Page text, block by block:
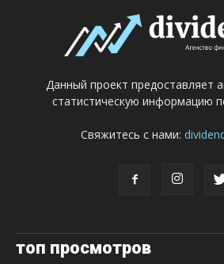
Данный проект предоставляет
статистическую информацию
Свяжитесь с нами:
топ просмотров